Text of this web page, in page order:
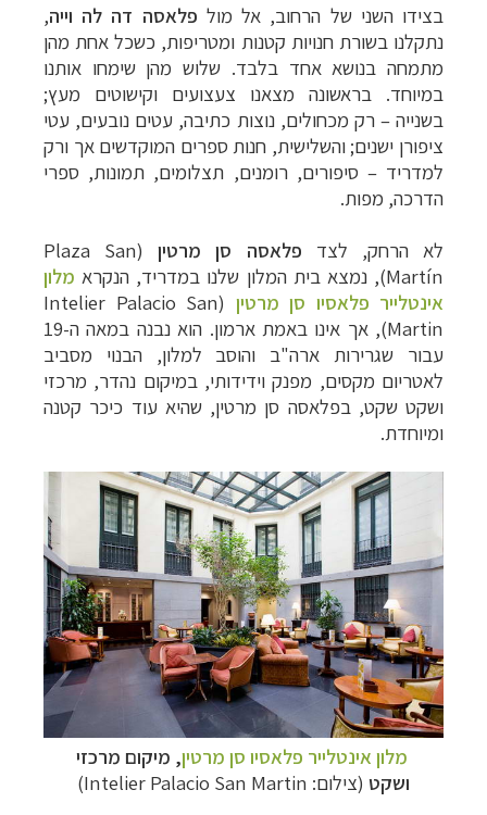
בצידו השני של הרחוב, אל מול פלאסה דה לה וייה,
נתקלנו בשורת חנויות קטנות ומטריפות, כשכל אחת מהן
מתמחה בנושא אחד בלבד. שלוש מהן שימחו אותנו
במיוחד. בראשונה מצאנו צעצועים וקישוטים מעץ;
בשנייה – רק מכחולים, נוצות כתיבה, עטים נובעים, עטי
ציפורן ישנים; והשלישית, חנות ספרים המוקדשים אך ורק
למדריד– סיפורים, רומנים, תצלומים, תמונות, ספרי
הדרכה, מפות.
לא הרחק, לצד פלאסה סן מרטין(
Plaza San
Martín), נמצא בית המלון שלנו במדריד, הנקרא מלון
אינטלייר פלאסיו סן מרטין (
Intelier Palacio San
Martin
), אך אינו באמת ארמון. הוא נבנה במאה ה-19
עבור שגרירות ארה"ב והוסב למלון, הבנוי מסביב
לאטריום מקסים, מפנק וידידותי, במיקום נהדר, מרכזי
ושקט שקט, בפלאסה סן מרטין, שהיא עוד כיכר קטנה
ומיוחדת.
מלון אינטלייר פלאסיו סן מרטין, מיקום מרכזי
ושקט (צילום: Intelier Palacio San Martin
)